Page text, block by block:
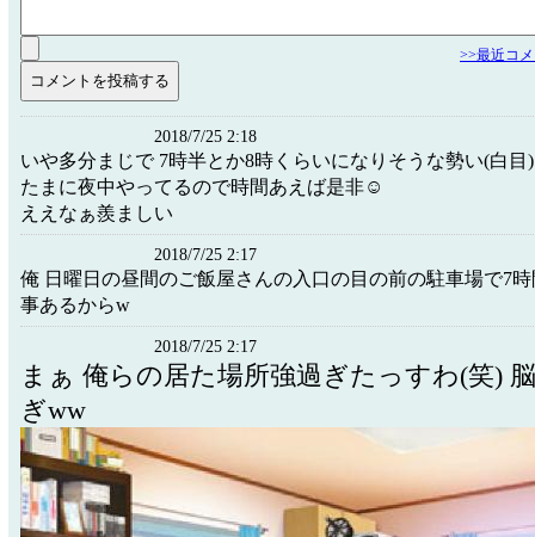
>>最近コ
2018/7/25 2:18
いや多分まじで 7時半とか8時くらいになりそうな勢い(白目)
たまに夜中やってるので時間あえば是非☺
ええなぁ羨ましい
2018/7/25 2:17
俺 日曜日の昼間のご飯屋さんの入口の目の前の駐車場で7
事あるからw
2018/7/25 2:17
まぁ 俺らの居た場所強過ぎたっすわ(笑)
ぎww